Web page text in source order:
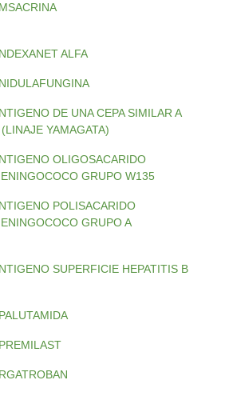
ALFA
DE UNA CEPA SIMILAR A
(LINAJE YAMAGATA)
OLIGOSACARIDO
GRUPO W135
POLISACARIDO
GRUPO A
SUPERFICIE HEPATITIS B